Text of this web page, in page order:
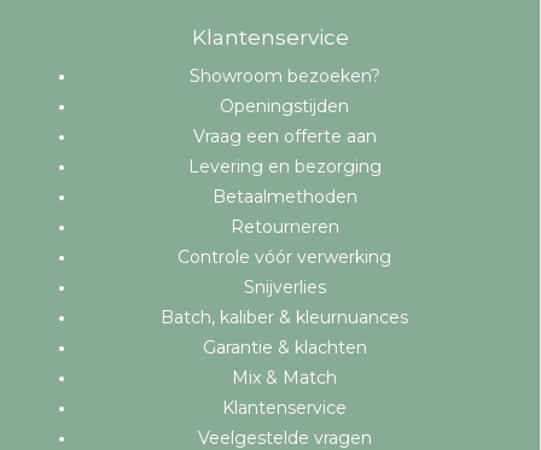
Klantenservice
Showroom bezoeken?
Openingstijden
Vraag een offerte aan
Levering en bezorging
Betaalmethoden
Retourneren
Controle vóór verwerking
Snijverlies
Batch, kaliber & kleurnuances
Garantie & klachten
Mix & Match
Klantenservice
Veelgestelde vragen